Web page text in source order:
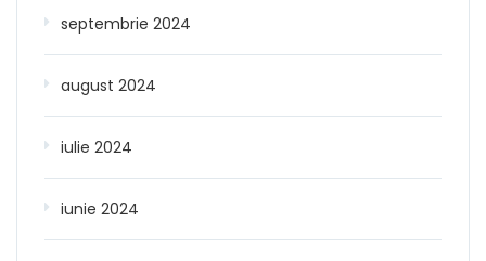
septembrie 2024
august 2024
iulie 2024
iunie 2024